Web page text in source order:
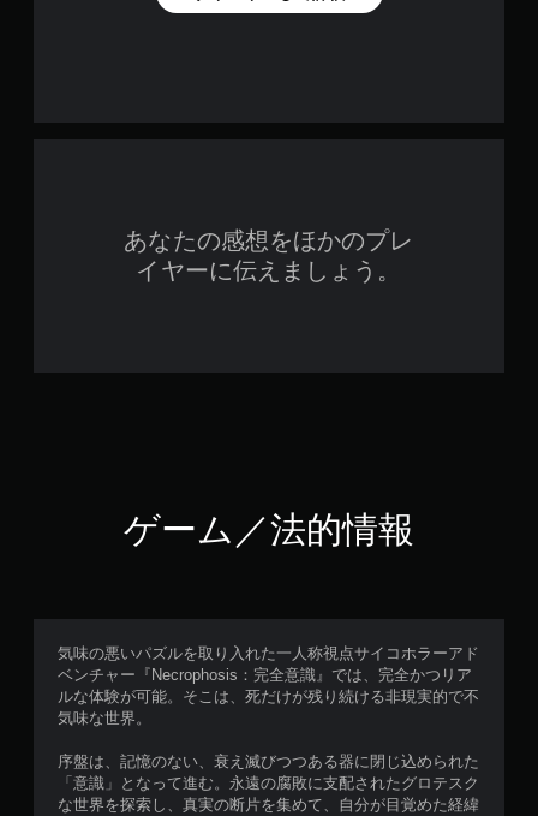
あなたの感想をほかのプレ
イヤーに伝えましょう。
ゲーム／法的情報
気味の悪いパズルを取り入れた一人称視点サイコホラーアド
ベンチャー『Necrophosis：完全意識』では、完全かつリア
ルな体験が可能。そこは、死だけが残り続ける非現実的で不
気味な世界。
序盤は、記憶のない、衰え滅びつつある器に閉じ込められた
「意識」となって進む。永遠の腐敗に支配されたグロテスク
な世界を探索し、真実の断片を集めて、自分が目覚めた経緯